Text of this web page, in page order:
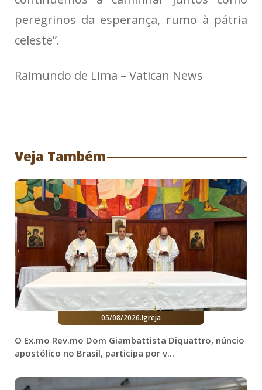
peregrinos da esperança, rumo à pátria
celeste”.
Raimundo de Lima – Vatican News
Veja Também
05/08/2026.Igreja
O Ex.mo Rev.mo Dom Giambattista Diquattro, núncio
apostólico no Brasil, participa por v...